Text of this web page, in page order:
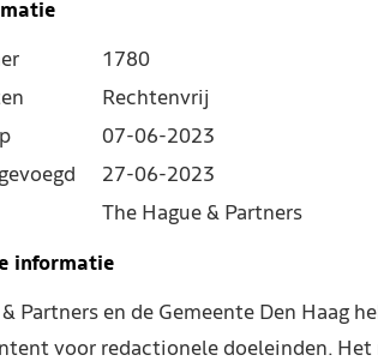
1780
Rechtenvrij
07-06-2023
27-06-2023
The Hague & Partners
informatie
Partners en de Gemeente Den Haag
voor redactionele doeleinden. Het